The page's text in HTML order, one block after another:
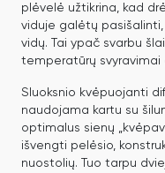
plėvelė užtikrina, kad
viduje galėtų
vidų. Tai ypač svarbu
temperatūrų svyravimai
Sluoksnio kvėpuojanti
naudojama kartu su
optimalus sienų
išvengti pelėsio,
nuostolių. Tuo tarpu